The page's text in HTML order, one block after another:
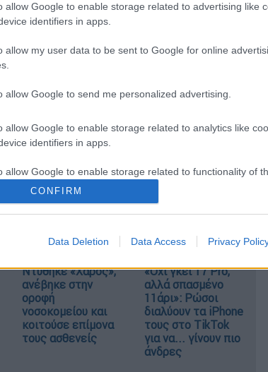
allow Google to enable storage related to advertising like
identifiers in apps.
allow my user data to be sent to Google for online
allow Google to send me personalized advertising.
allow Google to enable storage related to analytics like
identifiers in apps.
allow Google to enable storage related to functionality of
allow Google to enable storage related to personalization.
allow Google to enable storage related to security, including
CONFIRM
Data Deletion Data Access Privacy
ΕΘΝΟΣ θα παρεμβαίνει και τα προσβλητικά σχόλια θα
Ντύθηκε «Χάρος»,
ανέβηκε στην
οροφή
νοσοκομείου και
κοιτούσε επίμονα
τους ασθενείς
«Όχι γκέι 17 Pro,
αλλά σπασμένο
11άρι»: Ρώσοι
διαλύουν τα iPhone
τους στο TikTok
για να... γίνουν πιο
άνδρες